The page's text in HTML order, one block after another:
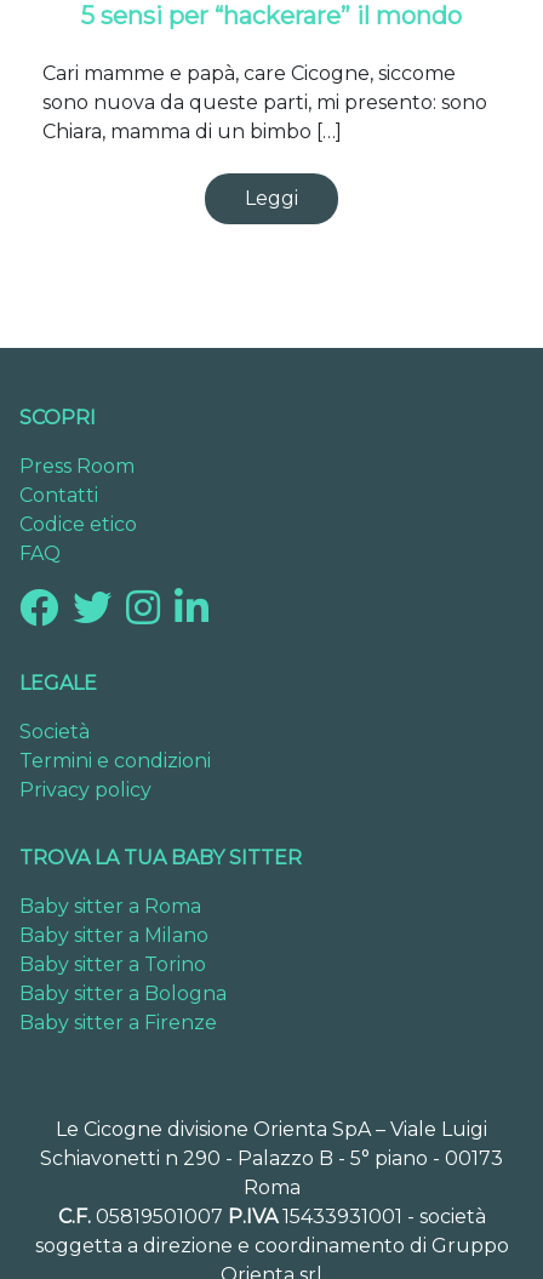
5 sensi per “hackerare” il mondo
Cari mamme e papà, care Cicogne, siccome
sono nuova da queste parti, mi presento: sono
Chiara, mamma di un bimbo […]
Leggi
SCOPRI
Press Room
Contatti
Codice etico
FAQ
LEGALE
Società
Termini e condizioni
Privacy policy
TROVA LA TUA BABY SITTER
Baby sitter a Roma
Baby sitter a Milano
Baby sitter a Torino
Baby sitter a Bologna
Baby sitter a Firenze
Le Cicogne divisione Orienta SpA – Viale Luigi
Schiavonetti n 290 - Palazzo B - 5° piano - 00173
Roma
C.F.05819501007 P.IVA15433931001 - società
soggetta a direzione e coordinamento di Gruppo